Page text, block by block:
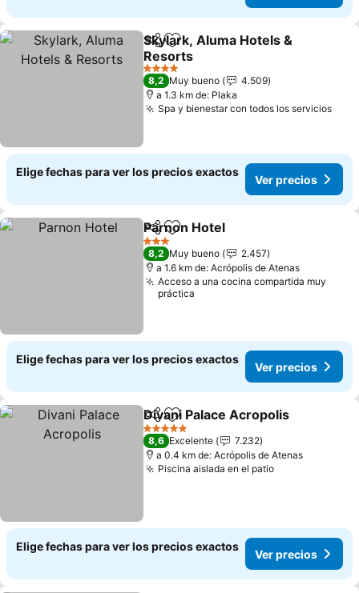
CompartirAgregar a favoritos
Skylark, Aluma Hotels &
Resorts
4 Estrellas
8,2 Muy bueno
4.509
a 1.3 km de: Plaka
Spa y bienestar con todos los servicios
Elige fechas para ver los precios exactos
Ver precios
CompartirAgregar a favoritos
Parnon Hotel
3 Estrellas
8,2 Muy bueno
2.457
a 1.6 km de: Acrópolis de Atenas
Acceso a una cocina compartida muy
práctica
Elige fechas para ver los precios exactos
Ver precios
CompartirAgregar a favoritos
Divani Palace Acropolis
5 Estrellas
8,6 Excelente
7.232
a 0.4 km de: Acrópolis de Atenas
Piscina aislada en el patio
Elige fechas para ver los precios exactos
Ver precios